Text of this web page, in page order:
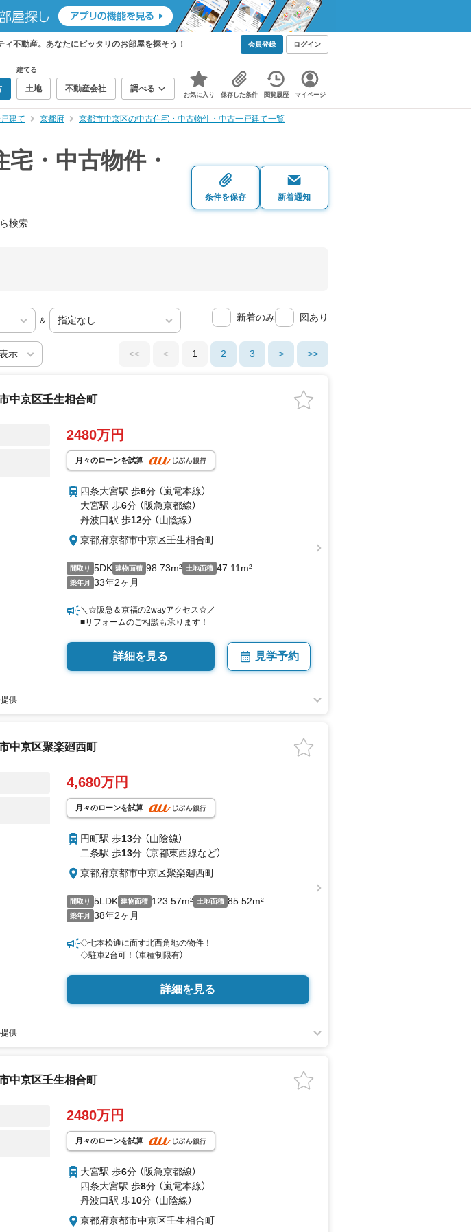
不動産。あなたにピッタリのお部屋を探そう！ 会員登録 ログイン
建てる
土地 不動産会社 調べる
お気に入り 保存した条件 閲覧履歴 マイページ
建て 京都府 京都市中京区の中古住宅・中古物件・中古一戸建て一覧
宅・中古物件・
検索
条件を保存 新着通知
＆ 新着のみ 図あり
<< < 1 2 3 > >>
中京区壬生相合町
2480万円
月々のローンを試算
四条大宮駅 歩6分 （嵐電本線）
大宮駅 歩6分 （阪急京都線）
丹波口駅 歩12分 （山陰線）
京都府京都市中京区壬生相合町
間取り 5DK 建物面積 98.73m² 土地面積 47.11m²
築年月 33年2ヶ月
＼☆阪急＆京福の2wayアクセス☆／
■リフォームのご相談も承ります！
詳細を見る 見学予約
供
中京区聚楽廻西町
4,680万円
月々のローンを試算
円町駅 歩13分 （山陰線）
二条駅 歩13分 （京都東西線など）
京都府京都市中京区聚楽廻西町
間取り 5LDK 建物面積 123.57m² 土地面積 85.52m²
築年月 38年2ヶ月
◇七本松通に面す北西角地の物件！
◇駐車2台可！（車種制限有）
詳細を見る
供
中京区壬生相合町
2480万円
月々のローンを試算
大宮駅 歩6分 （阪急京都線）
四条大宮駅 歩8分 （嵐電本線）
丹波口駅 歩10分 （山陰線）
京都府京都市中京区壬生相合町